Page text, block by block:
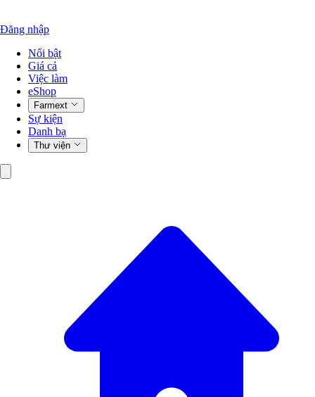
Đăng nhập
Nổi bật
Giá cả
Việc làm
eShop
Farmext
Sự kiện
Danh bạ
Thư viện